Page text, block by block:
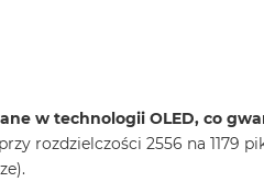
w technologii OLED, co
rozdzielczości 2556 na 1179